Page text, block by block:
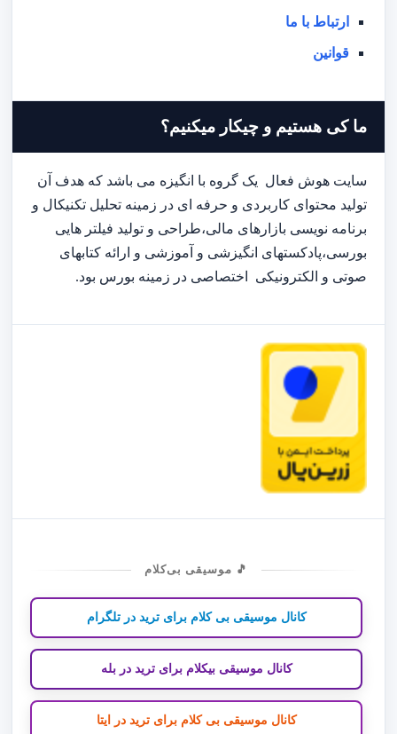
ارتباط با ما
قوانین
ما کی هستیم و چیکار میکنیم؟
سایت هوش فعال یک گروه با انگیزه می باشد که هدف آن
تولید محتوای کاربردی و حرفه ای در زمینه تحلیل تکنیکال و
برنامه نویسی بازارهای مالی،طراحی و تولید فیلتر هایی
بورسی،پادکستهای انگیزشی و آموزشی و ارائه کتابهای
صوتی و الکترونیکی اختصاصی در زمینه بورس بود.
🎵 موسیقی بی‌کلام
کانال موسیقی بی کلام برای ترید در تلگرام
کانال موسیقی بیکلام برای ترید در بله
کانال موسیقی بی کلام برای ترید در ایتا